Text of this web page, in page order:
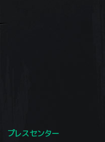
プレスセンター